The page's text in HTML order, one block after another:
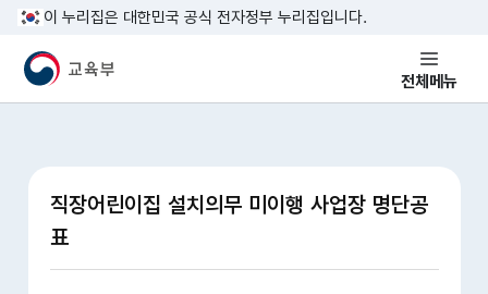
본문 바로가기
이 누리집은 대한민국 공식 전자정부 누리집입니다.
교육부 국민 메인홈페이지 전체메뉴
직장어린이집 설치의무 미이행 사업장 명단공
표